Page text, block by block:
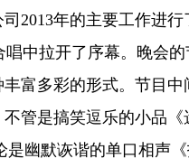
2013年的主要工作进行
中拉开了序幕。晚会的
富多彩的形式。节目
管是搞笑逗乐的小品
幽默诙谐的单口相声